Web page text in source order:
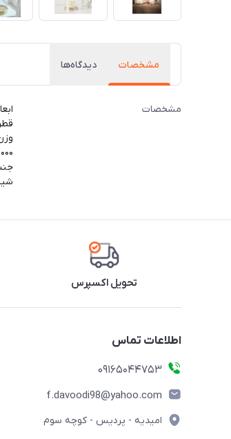
مشخصات دیدگاه‌ها
مشخصات
قطر ۱۵ و ارتفاع ۲۶
۱۰۰۰
تحویل اکسپرس
اطلاعات تماس
09165044753
f.davoodi98@yahoo.com
امیدیه - پردیس - کوچه سوم